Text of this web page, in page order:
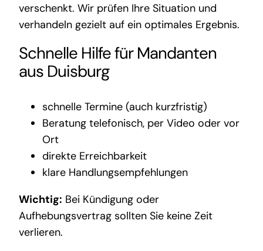
verschenkt. Wir prüfen Ihre Situation und
verhandeln gezielt auf ein optimales Ergebnis.
Schnelle Hilfe für Mandanten
aus Duisburg
schnelle Termine (auch kurzfristig)
Beratung telefonisch, per Video oder vor
Ort
direkte Erreichbarkeit
klare Handlungsempfehlungen
Wichtig: Bei Kündigung oder
Aufhebungsvertrag sollten Sie keine Zeit
verlieren.